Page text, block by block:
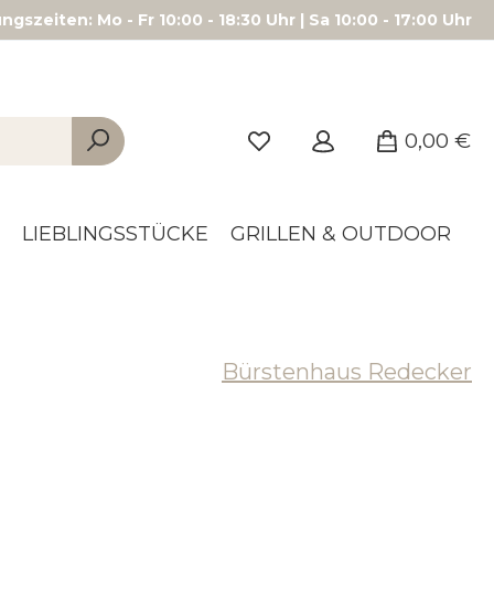
Mo - Fr 10:00 - 18:30 Uhr | Sa 10:00 - 17:00 Uhr
0,00 €
LIEBLINGSSTÜCKE GRILLEN & OUTDOOR
Bürstenhaus Redecker